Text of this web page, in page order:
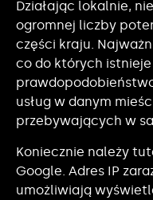
Działając lokalnie,
ogromnej liczby
części kraju.
co do których
usług w danym
przebywających w
Koniecznie należy
Google. Adres IP
umożliwiają